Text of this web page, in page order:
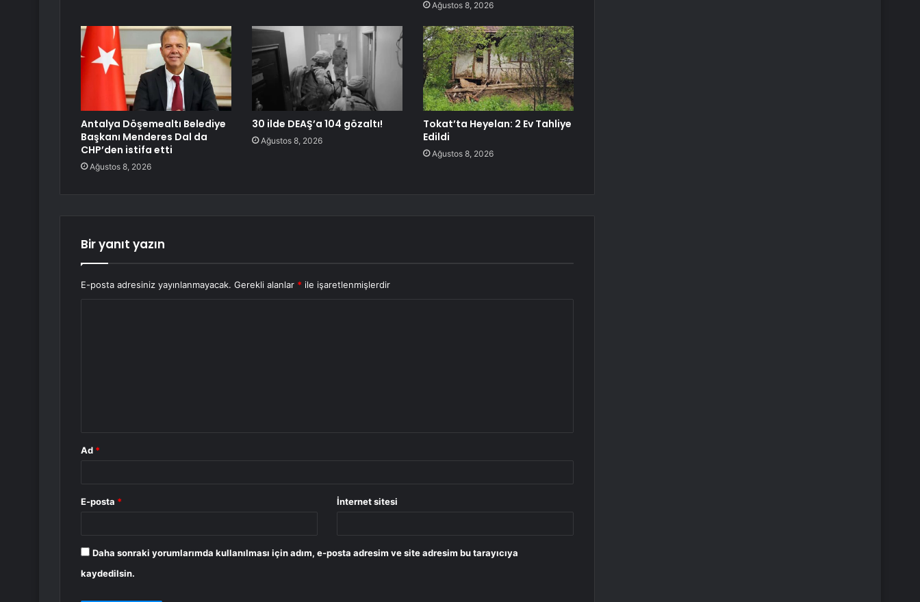
Ağustos 8, 2026
Antalya Döşemealtı Belediye
Başkanı Menderes Dal da
CHP’den istifa etti
Ağustos 8, 2026
30 ilde DEAŞ’a 104 gözaltı!
Ağustos 8, 2026
Tokat’ta Heyelan: 2 Ev Tahliye
Edildi
Ağustos 8, 2026
Bir yanıt yazın
E-posta adresiniz yayınlanmayacak. Gerekli alanlar * ile işaretlenmişlerdir
Ad *
E-posta * İnternet sitesi
Daha sonraki yorumlarımda kullanılması için adım, e-posta adresim ve site adresim bu tarayıcıya
kaydedilsin.